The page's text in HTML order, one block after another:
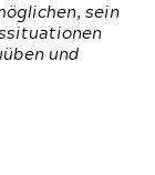
sein
und